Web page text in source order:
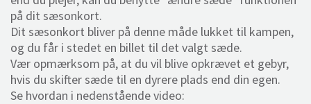
på dit sæsonkort.
Dit sæsonkort bliver på denne måde lukket til kampen,
og du får i stedet en billet til det valgt sæde.
Vær opmærksom på, at du vil blive opkrævet et gebyr,
hvis du skifter sæde til en dyrere plads end din egen.
Se hvordan i nedenstående video: